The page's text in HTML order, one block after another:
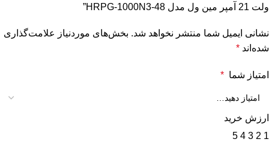
ولت 21 آمپر مین ول مدل HRPG-1000N3-48”
نشانی ایمیل شما منتشر نخواهد شد. بخش‌های موردنیاز علامت‌گذاری
شده‌اند *
امتیاز شما *
ارزش خرید
1
2
3
4
5